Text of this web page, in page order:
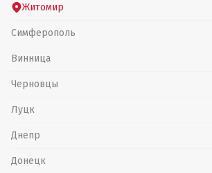
Житомир
Симферополь
Винница
Черновцы
Луцк
Днепр
Донецк